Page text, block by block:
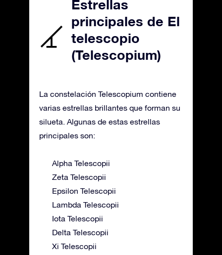
Estrellas
principales de El
telescopio
(Telescopium)
La constelación Telescopium contiene
varias estrellas brillantes que forman su
silueta. Algunas de estas estrellas
principales son:
Alpha Telescopii
Zeta Telescopii
Epsilon Telescopii
Lambda Telescopii
Iota Telescopii
Delta Telescopii
Xi Telescopii